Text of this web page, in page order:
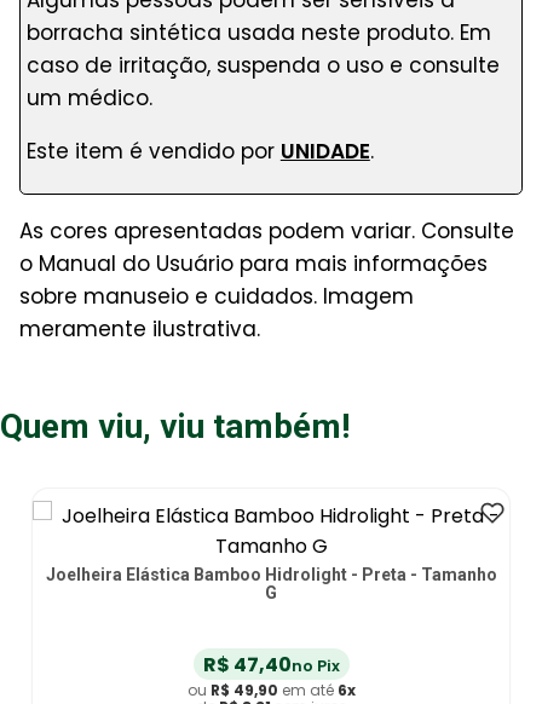
borracha sintética usada neste produto. Em
caso de irritação, suspenda o uso e consulte
um médico.
Este item é vendido por UNIDADE.
As cores apresentadas podem variar. Consulte
o Manual do Usuário para mais informações
sobre manuseio e cuidados. Imagem
meramente ilustrativa.
Quem viu, viu também!
Joelheira Elástica Bamboo Hidrolight - Preta - Tamanho
G
R$ 47,40no Pix
ou R$ 49,90 em até 6x